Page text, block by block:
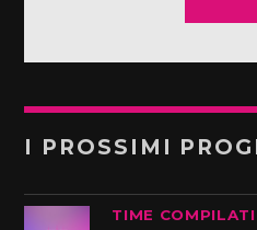
I PROSSIMI
TIME